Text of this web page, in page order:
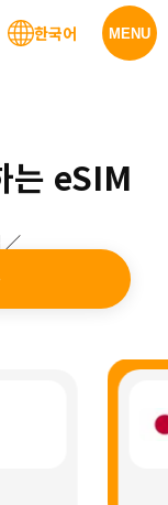
MENU
한국어
는 eSIM
／